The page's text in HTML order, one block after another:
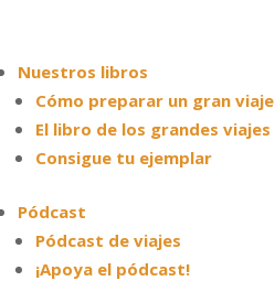
Nuestros libros
Cómo preparar un gran viaje
El libro de los grandes viajes
Consigue tu ejemplar
Pódcast
Pódcast de viajes
¡Apoya el pódcast!